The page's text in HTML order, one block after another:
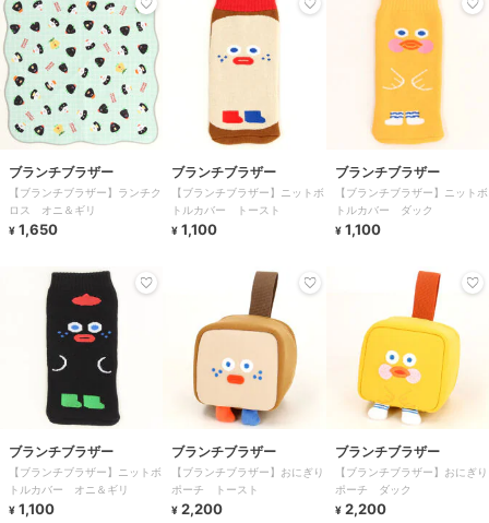
ブランチブラザー
【ブランチブラザー】ランチク
ロス オニ＆ギリ
¥ 1,650
ブランチブラザー
【ブランチブラザー】ニットボ
トルカバー トースト
¥ 1,100
ブランチブラザー
【ブランチブラザー】ニットボ
トルカバー ダック
¥ 1,100
ブランチブラザー
【ブランチブラザー】ニットボ
トルカバー オニ＆ギリ
¥ 1,100
ブランチブラザー
【ブランチブラザー】おにぎり
ポーチ トースト
¥ 2,200
ブランチブラザー
【ブランチブラザー】おにぎり
ポーチ ダック
¥ 2,200